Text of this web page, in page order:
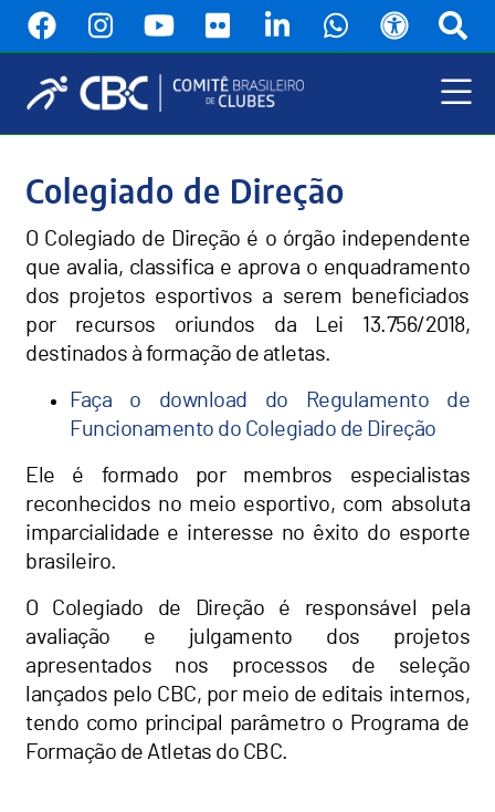
conteúdo
Principal
Colegiado de Direção
O Colegiado de Direção é o órgão independente
que avalia, classifica e aprova o enquadramento
dos projetos esportivos a serem beneficiados
por recursos oriundos da Lei 13.756/2018,
destinados à formação de atletas.
Faça o download do Regulamento de
Funcionamento do Colegiado de Direção
Ele é formado por membros especialistas
reconhecidos no meio esportivo, com absoluta
imparcialidade e interesse no êxito do esporte
brasileiro.
O Colegiado de Direção é responsável pela
avaliação e julgamento dos projetos
apresentados nos processos de seleção
lançados pelo CBC, por meio de editais internos,
tendo como principal parâmetro o Programa de
Formação de Atletas do CBC.